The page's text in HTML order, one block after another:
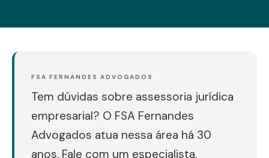
FSA FERNANDES ADVOGADOS
Tem dúvidas sobre assessoria jurídica
empresarial? O FSA Fernandes
Advogados atua nessa área há 30
anos. Fale com um especialista.